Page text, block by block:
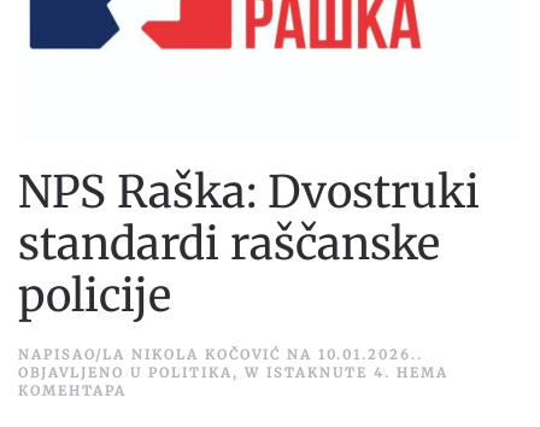
NPS Raška: Dvostruki
standardi raščanske
policije
NAPISAO/LA NIKOLA KOČOVIĆ NA 10.01.2026. .
OBJAVLJENO U POLITIKA , W ISTAKNUTE 4 . НЕМА
КОМЕНТАРА